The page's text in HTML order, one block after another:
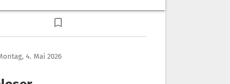
4. Mai 2026